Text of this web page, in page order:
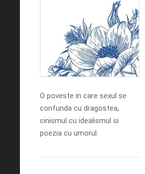
O poveste in care sexul se
confunda cu dragostea,
cinismul cu idealismul si
poezia cu umorul.